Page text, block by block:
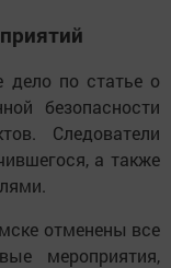
дело по статье о
безопасности
Следователи
а также
отменены все
мероприятия,